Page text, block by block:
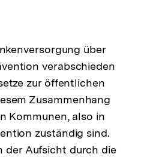
über
verabschieden
zur öffentlichen
Zusammenhang
Kommunen, also in
zuständig sind.
der Aufsicht durch die